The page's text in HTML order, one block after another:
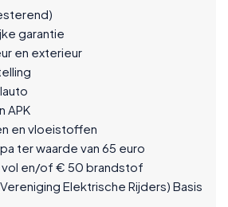
garantie
en exterieur
APK
en vloeistoffen
ter waarde van 65 euro
vol en/of € 50 brandstof
Elektrische Rijders) Basis